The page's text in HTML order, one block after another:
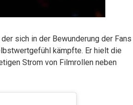
sich in der Bewunderung der Fans
kämpfte. Er hielt die
Strom von Filmrollen neben